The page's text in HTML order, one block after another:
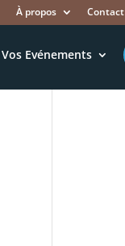
À propos Contact
Vos Evénements